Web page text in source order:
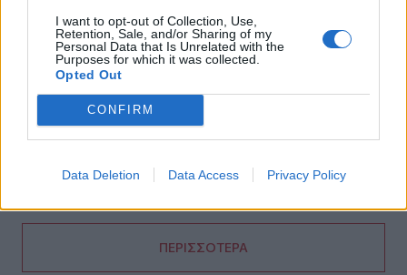
I want to opt-out of Collection, Use,
Retention, Sale, and/or Sharing of my
Personal Data that Is Unrelated with the
Purposes for which it was collected.
Opted Out
CONFIRM
Data Deletion Data Access Privacy Policy
Βραζιλία: Ποδοσφαιριστής έπεσε στο... κενό
πανηγυρίζοντας γκολ που εν τέλει ακυρώθηκε - Βίντεο
13:48
ΓΕΕΘΑ: Υπεγράφη το Κοινό Σχέδιο Δράσης Ελλάδας –
Κύπρου – Ιορδανίας για το 2026
ΠΕΡΙΣΣΟΤΕΡΑ